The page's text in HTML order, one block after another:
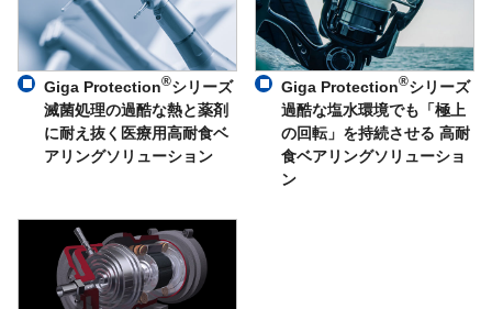
Giga Protection®シリーズ
滅菌処理の過酷な熱と薬剤
に耐え抜く医療用高耐食ベ
アリングソリューション
Giga Protection®シリーズ
過酷な塩水環境でも「極上
の回転」を持続させる 高耐
食ベアリングソリューショ
ン